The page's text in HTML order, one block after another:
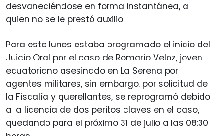
desvaneciéndose en forma instantánea, a
quien no se le prestó auxilio.
Para este lunes estaba programado el inicio del
Juicio Oral por el caso de Romario Veloz, joven
ecuatoriano asesinado en La Serena por
agentes militares, sin embargo, por solicitud de
la Fiscalía y querellantes, se reprogramó debido
a la licencia de dos peritos claves en el caso,
quedando para el próximo 31 de julio a las 08:30